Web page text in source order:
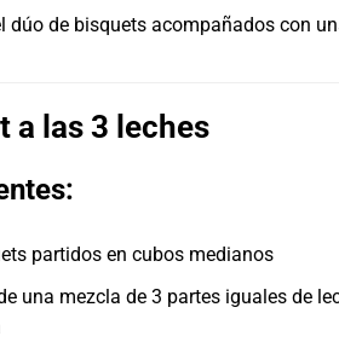
dúo de bisquets acompañados con
a las 3 leches
partidos en cubos medianos
una mezcla de 3 partes iguales de